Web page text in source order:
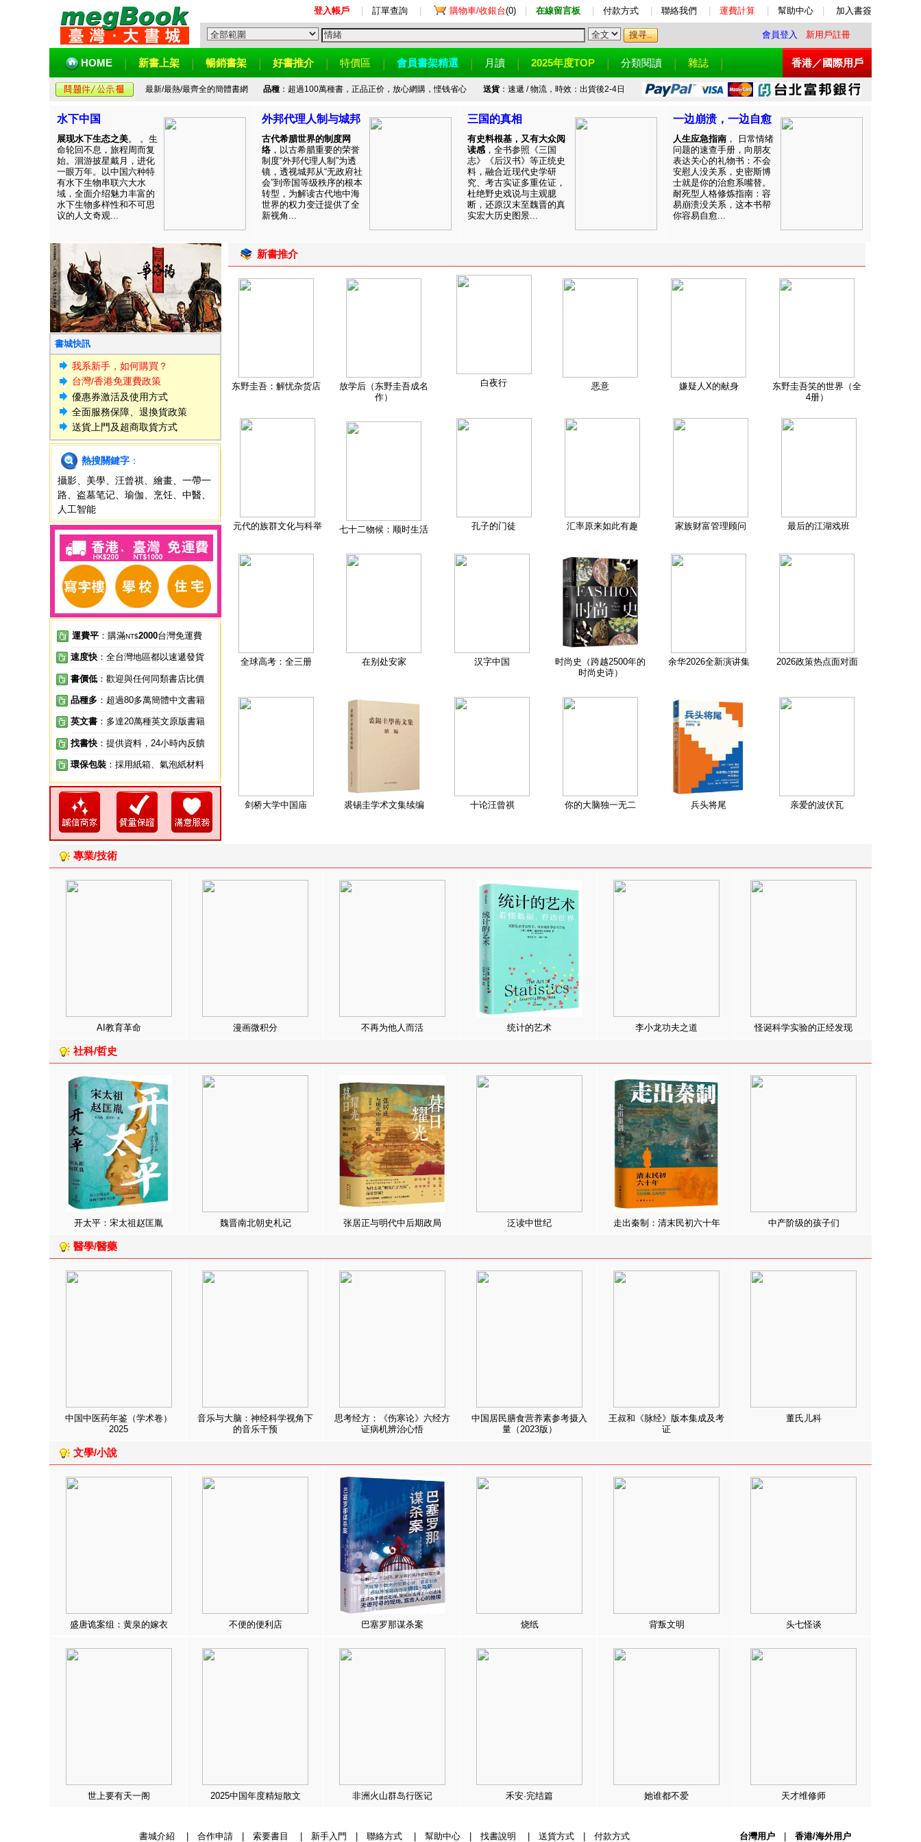
登入帳戶 訂單查詢 購物車/收銀台(0) 在線留言板 付款方式 聯絡我們 運費計算 幫助中心 加入書簽
會員登入 新用戶註冊
HOME 新書上架 暢銷書架 好書推介 特價區 會員書架精選 月讀 2025年度TOP 分類閱讀 雜誌 香港／國際用戶
最新/最熱/最齊全的簡體書網 品種：超過100萬種書，正品正价，放心網購，悭钱省心 送貨：速遞 / 物流，時效：出貨後2-4日
水下中国
展现水下生态之美。 。生
命轮回不息，旅程周而复
始。洄游披星戴月，进化
一眼万年。以中国六种特
有水下生物串联六大水
域，全面介绍魅力丰富的
水下生物多样性和不可思
议的人文奇观...
外邦代理人制与城邦
古代希腊世界的制度网
络 ，以古希腊重要的荣誉
制度“外邦代理人制”为透
镜，透视城邦从“无政府社
会”到帝国等级秩序的根本
转型，为解读古代地中海
世界的权力变迁提供了全
新视角...
三国的真相
有史料根基，又有大众阅
读感 ，全书参照《三国
志》《后汉书》等正统史
料，融合近现代史学研
究、考古实证多重佐证，
杜绝野史戏说与主观臆
断，还原汉末至魏晋的真
实宏大历史图景...
一边崩溃，一边自愈
人生应急指南 ， 日常情绪
问题的速查手册，向朋友
表达关心的礼物书：不会
安慰人没关系，史密斯博
士就是你的治愈系嘴替。
耐死型人格修炼指南：容
易崩溃没关系，这本书帮
你容易自愈...
書城快訊
我系新手，如何購買？
台灣/香港免運費政策
優惠券激活及使用方式
全面服務保障、退換貨政策
送貨上門及超商取貨方式
熱搜關鍵字 ：
攝影
美學 汪曾祺 繪畫
一帶一
路
盗墓笔记 瑜伽 烹饪 中醫
人工智能
運費平 ：購滿NT$2000台灣免運費
速度快 ：全台灣地區都以速遞發貨
書價低 ：歡迎與任何同類書店比價
品種多 ：超過80多萬簡體中文書籍
英文書 ：多達20萬種英文原版書籍
找書快 ：提供資料，24小時內反饋
環保包裝 ：採用紙箱、氣泡紙材料
新書推介
东野圭吾：解忧杂货店
放学后（东野圭吾成名
作）
白夜行 恶意 嫌疑人X的献身
东野圭吾笑的世界（全
4册）
元代的族群文化与科举 七十二物候：顺时生活 孔子的门徒 汇率原来如此有趣 家族财富管理顾问 最后的江湖戏班
全球高考：全三册 在别处安家 汉字中国
时尚史（跨越2500年的
时尚史诗）
余华2026全新演讲集 2026政策热点面对面
剑桥大学中国庙 裘锡圭学术文集续编 十论汪曾祺 你的大脑独一无二 兵头将尾 亲爱的波伏瓦
專業/技術
AI教育革命 漫画微积分 不再为他人而活 统计的艺术 李小龙功夫之道 怪诞科学实验的正经发现
社科/哲史
开太平：宋太祖赵匡胤 魏晋南北朝史札记 张居正与明代中后期政局 泛读中世纪 走出秦制：清末民初六十年 中产阶级的孩子们
醫學/醫藥
中国中医药年鉴（学术卷）
2025
音乐与大脑：神经科学视角下
的音乐干预
思考经方：《伤寒论》六经方
证病机辨治心悟
中国居民膳食营养素参考摄入
量（2023版）
王叔和《脉经》版本集成及考
证
董氏儿科
文學/小說
盛唐诡案组：黄泉的嫁衣 不便的便利店 巴塞罗那谋杀案 烧纸 背叛文明 头七怪谈
世上要有天一阁 2025中国年度精短散文 非洲火山群岛行医记 禾安·完结篇 她谁都不爱 天才维修师
書城介紹 合作申請| 索要書目 新手入門 聯絡方式| 幫助中心| 找書說明 送貨方式| 付款方式 台灣用户 香港/海外用户